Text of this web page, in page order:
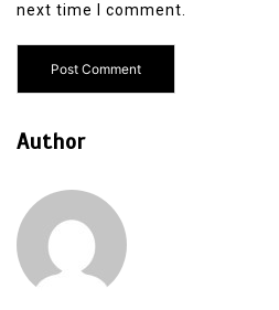
next time I comment.
Author